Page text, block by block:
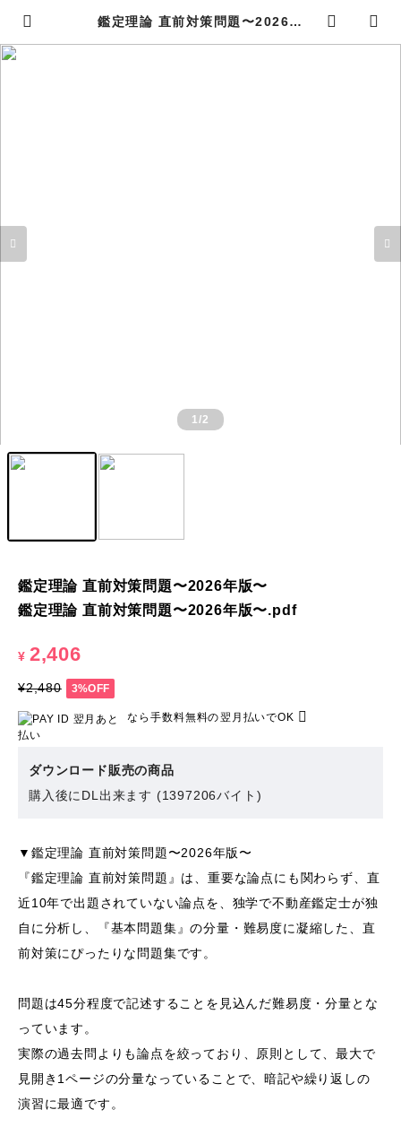
鑑定理論 直前対策問題〜2026年
1/2
鑑定理論 直前対策問題〜2026年版〜
鑑定理論 直前対策問題〜2026年版〜.pdf
¥ 2,406
¥2,480 3%OFF
なら 手数料無料の翌月払いでOK
ダウンロード販売の商品
購入後にDL出来ます (1397206バイト)
▼鑑定理論 直前対策問題〜2026年版〜
『鑑定理論 直前対策問題』は、重要な論点にも関わらず、直
近10年で出題されていない論点を、独学で不動産鑑定士が独
自に分析し、『基本問題集』の分量・難易度に凝縮した、直
前対策にぴったりな問題集です。
問題は45分程度で記述することを見込んだ難易度・分量とな
っています。
実際の過去問よりも論点を絞っており、原則として、最大で
見開き1ページの分量なっていることで、暗記や繰り返しの
演習に最適です。